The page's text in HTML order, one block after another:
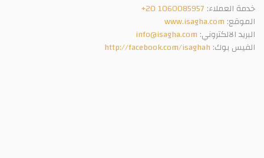
خدمة العملاء: +20 1060085957
الموقع: www.isagha.com
البريد الالكتروني: info@isagha.com
الفيس بوك: http://facebook.com/isaghah